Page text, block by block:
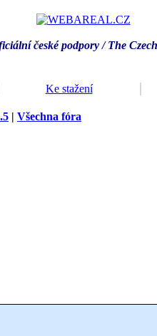
české podpory / The
Ke stažení
| Všechna fóra